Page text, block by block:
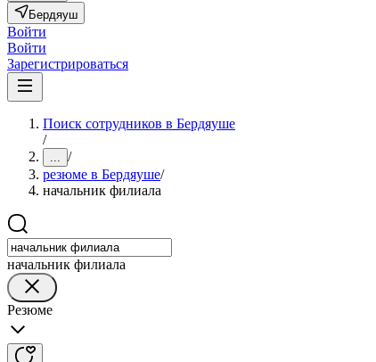
Бердяуш
Войти
Войти
Зарегистрироваться
Поиск сотрудников в Бердяуше
/
... /
резюме в Бердяуше/
начальник филиала
начальник филиала
Резюме